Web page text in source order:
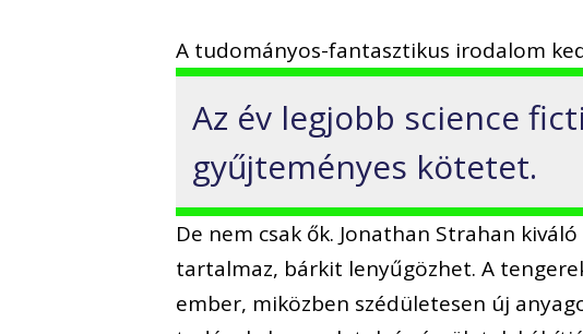
A tudományos-fantasztikus irodalom
Az év legjobb science
gyűjteményes kötetet.
De nem csak ők. Jonathan Strahan
tartalmaz, bárkit lenyűgözhet. A
ember, miközben szédületesen új